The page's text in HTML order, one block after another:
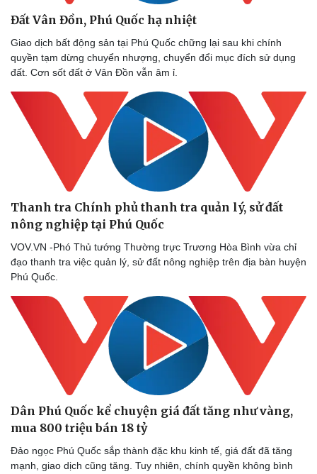
Đất Vân Đồn, Phú Quốc hạ nhiệt
Giao dịch bất động sản tại Phú Quốc chững lại sau khi chính
quyền tạm dừng chuyển nhượng, chuyển đổi mục đích sử dụng
đất. Cơn sốt đất ở Vân Đồn vẫn âm ỉ.
Thanh tra Chính phủ thanh tra quản lý, sử đất
nông nghiệp tại Phú Quốc
VOV.VN -Phó Thủ tướng Thường trực Trương Hòa Bình vừa chỉ
đạo thanh tra việc quản lý, sử đất nông nghiệp trên địa bàn huyện
Phú Quốc.
Dân Phú Quốc kể chuyện giá đất tăng như vàng,
mua 800 triệu bán 18 tỷ
Đảo ngọc Phú Quốc sắp thành đặc khu kinh tế, giá đất đã tăng
mạnh, giao dịch cũng tăng. Tuy nhiên, chính quyền không bình